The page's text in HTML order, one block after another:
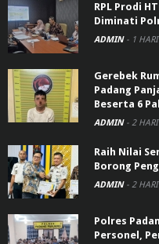
RPL Prodi
Diminati
ADMIN - 1
Gerebek
Padang
Beserta 6
ADMIN - 2
Raih Nilai
Borong
ADMIN - 2
Polres
Personel,